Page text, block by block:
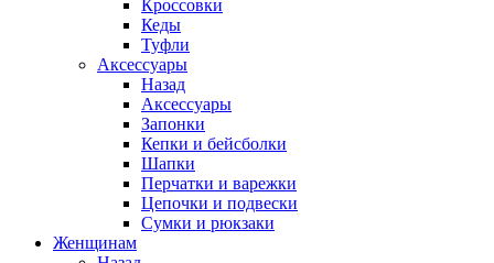
Кроссовки
Кеды
Туфли
Аксессуары
Назад
Аксессуары
Запонки
Кепки и бейсболки
Шапки
Перчатки и варежки
Цепочки и подвески
Сумки и рюкзаки
Женщинам